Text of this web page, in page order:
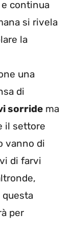
continua
si rivela
la
una
di
sorride ma
il settore
vanno di
di farvi
per